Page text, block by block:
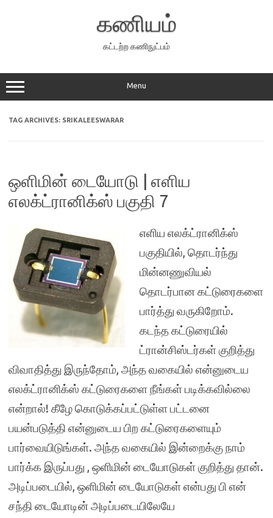
கணியம்
கட்டற்ற கணிநுட்பம்
Menu
TAG ARCHIVES: SRIKALEESWARAR
ஒளிமின் டையோடு | எளிய
எலக்ட்ரானிக்ஸ் பகுதி 7
எளிய எலக்ட்ரானிக்ஸ்
பகுதியில், தொடர்ந்து
மின்னணுவியல்
தொடர்பான கட்டுரைகளை
பார்த்து வருகிறோம்.
கடந்த கட்டுரையில்
ட்ரான்சிஸ்டர்கள் குறித்து
விவாதித்து இருந்தோம், அந்த வகையில் என்னுடைய
எலக்ட்ரானிக்ஸ் கட்டுரைகளை நீங்கள் படிக்கவில்லை
என்றால்! கீழே கொடுக்கப்பட்டுள்ள பட்டனை
பயன்படுத்தி என்னுடைய பிற கட்டுரைகளையும்
பார்வையிடுங்கள். அந்த வகையில் இன்றைக்கு நாம்
பார்க்க இருப்பது , ஒளிமின் டையோடுகள் குறித்து தான்.
அடிப்படையில், ஒளிமின் டையோடுகள் என்பது பி என்
சந்தி டையோடின் அடிப்படையிலேயே